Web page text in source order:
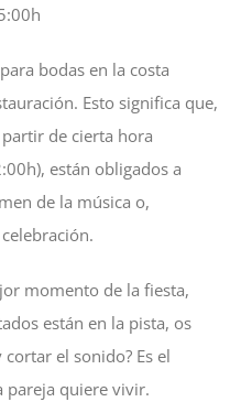
bodas en la costa
Esto significa que,
de cierta hora
están obligados a
de la música o,
momento de la fiesta,
están en la pista, os
el sonido? Es el
pareja quiere vivir.